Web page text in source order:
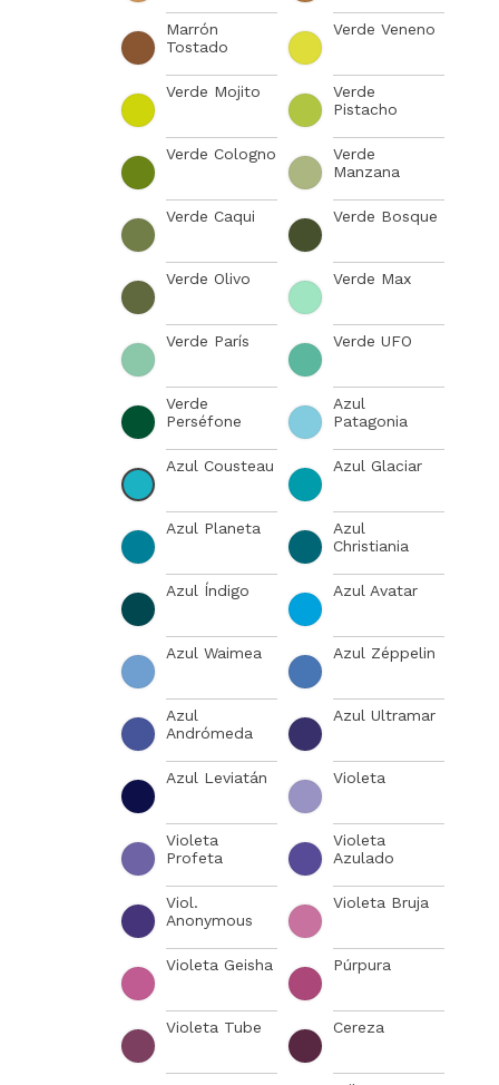
Marrón
Tostado
Verde Veneno
Verde Mojito
Verde
Pistacho
Verde Cologno
Verde
Manzana
Verde Caqui Verde Bosque
Verde Olivo Verde Max
Verde París Verde UFO
Verde
Perséfone
Azul
Patagonia
Azul Cousteau Azul Glaciar
Azul Planeta
Azul
Christiania
Azul Índigo Azul Avatar
Azul Waimea Azul Zéppelin
Azul
Andrómeda
Azul Ultramar
Azul Leviatán Violeta
Violeta
Profeta
Violeta
Azulado
Viol.
Anonymous
Violeta Bruja
Violeta Geisha Púrpura
Violeta Tube Cereza